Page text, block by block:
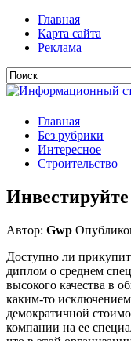
Главная
Карта сайта
Реклама
Главная
Без рубрики
Интересное
Строительство
Автор: Gwp
Доступно ли
диплом о среднем
высокого качества в
каким-то
демократичной
компании на ее